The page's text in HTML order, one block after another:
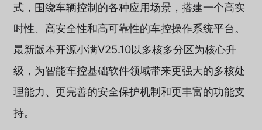
式，围绕车辆控制的各种应用场景，搭建一个高实
时性、高安全性和高可靠性的车控操作系统平台。
最新版本开源小满V25.10以多核多分区为核心升
级，为智能车控基础软件领域带来更强大的多核处
理能力、更完善的安全保护机制和更丰富的功能支
持。